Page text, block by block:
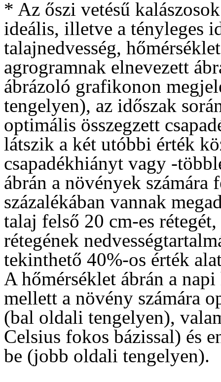
* Az őszi vetésű
ideális, illetve a tényleges
talajnedvesség,
agrogramnak elnevezett
ábrázoló grafikonon
tengelyen), az időszak
optimális összegzett
látszik a két utóbbi érték
csapadékhiányt vagy -
ábrán a növények számára
százalékában vannak
talaj felső 20 cm-es
rétegének
tekinthető 40%-os érték
A hőmérséklet ábrán a
mellett a növény számára
(bal oldali tengelyen),
Celsius fokos bázissal) és
be (jobb oldali tengelyen).